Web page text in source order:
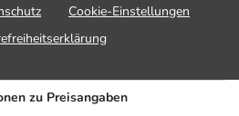
Cookie-Einstellungen
zu Preisangaben